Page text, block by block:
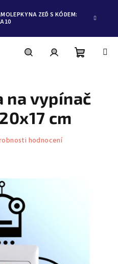
NA ZEĎ S KÓDEM:
košík
na vypínač
cm
hodnocení